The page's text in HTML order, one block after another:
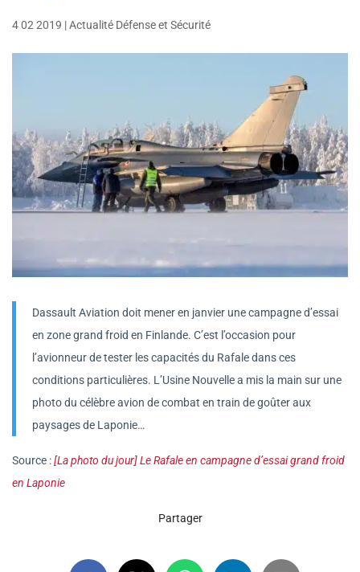
4 02 2019 |Actualité Défense et Sécurité
Dassault Aviation doit mener en janvier une campagne d’essai
en zone grand froid en Finlande. C’est l’occasion pour
l’avionneur de tester les capacités du Rafale dans ces
conditions particulières. L’Usine Nouvelle a mis la main sur une
photo du célèbre avion de combat en train de goûter aux
paysages de Laponie…
Source :[La photo du jour] Le Rafale en campagne d’essai grand froid
en Laponie
Partager